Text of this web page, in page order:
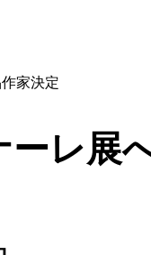
家決定
レ展